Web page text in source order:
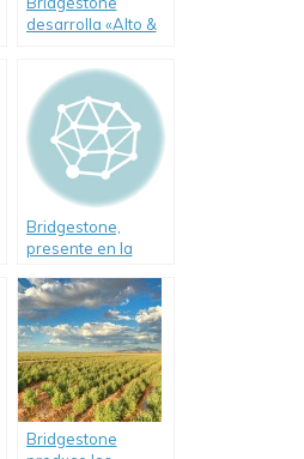
desarrolla «Alto &
concepto en
neumáticos
Bridgestone,
presente en la
temporada de
verano
Bridgestone